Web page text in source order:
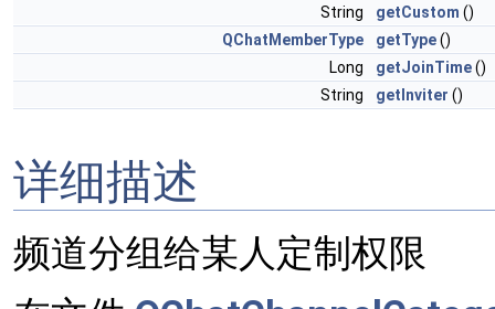
String
getCustom ()
QChatMemberType
getType()
Long
getJoinTime()
String
getInviter ()
详细描述
频道分组给某人定制权限